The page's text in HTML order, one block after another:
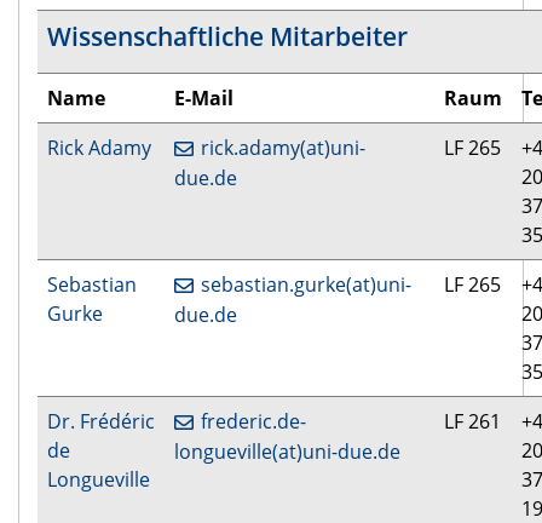
Wissenschaftliche Mitarbeiter
Name E-Mail Raum
Rick Adamy
rick.adamy(at)uni-
due.de
LF 265
Sebastian
Gurke
sebastian.gurke(at)uni-
due.de
LF 265
Dr. Frédéric
de
Longueville
frederic.de-
longueville(at)uni-due.de
LF 261